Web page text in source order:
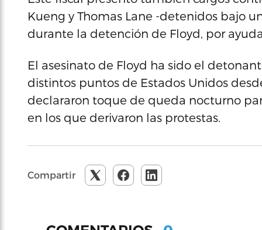
Kueng y Thomas Lane -detenidos bajo
durante la detención de Floyd, por
El asesinato de Floyd ha sido el
distintos puntos de Estados Unidos
declararon toque de queda nocturno
en los que derivaron las protestas.
Compartir